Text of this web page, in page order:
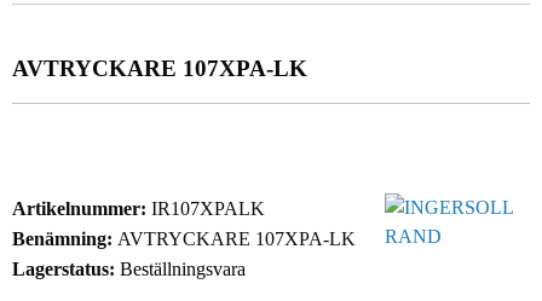
AVTRYCKARE 107XPA-LK
Artikelnummer: IR107XPALK
Benämning: AVTRYCKARE 107XPA-LK
Lagerstatus: Beställningsvara